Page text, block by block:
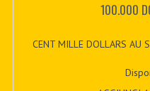
100.000
CENT MILLE DOLLARS AU